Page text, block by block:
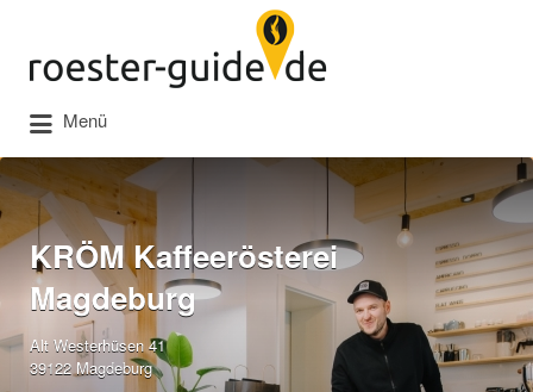
Menü
KRÖM Kaffeerösterei
Magdeburg
Alt Westerhüsen 41
39122 Magdeburg